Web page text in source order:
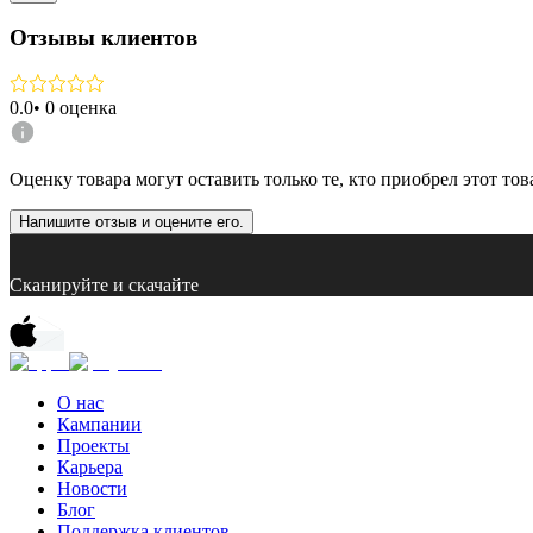
Отзывы клиентов
0.0• 0 оценка
Оценку товара могут оставить только те, кто приобрел этот
Напишите отзыв и оцените его.
Сканируйте и скачайте
О нас
Кампании
Проекты
Карьера
Новости
Блог